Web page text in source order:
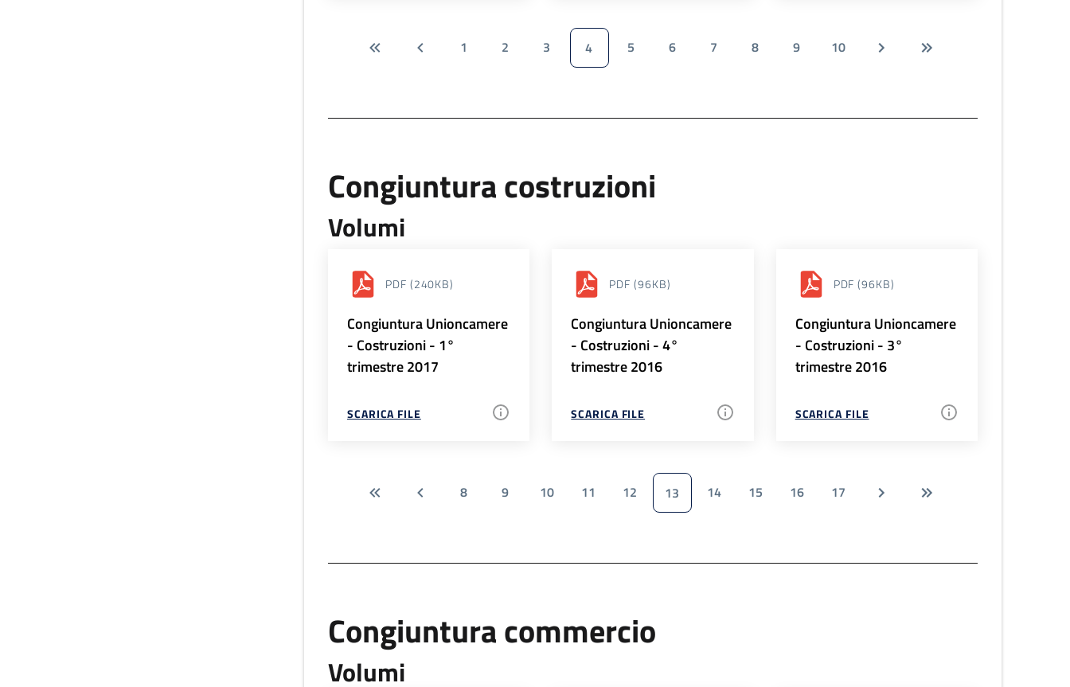
1 2 3 4 5 6 7 8 9 10
Congiuntura costruzioni
Volumi
PDF (240KB)
Congiuntura Unioncamere
- Costruzioni - 1°
trimestre 2017
SCARICA FILE
PDF (96KB)
Congiuntura Unioncamere
- Costruzioni - 4°
trimestre 2016
SCARICA FILE
PDF (96KB)
Congiuntura Unioncamere
- Costruzioni - 3°
trimestre 2016
SCARICA FILE
8 9 10 11 12 13 14 15 16 17
Congiuntura commercio
Volumi